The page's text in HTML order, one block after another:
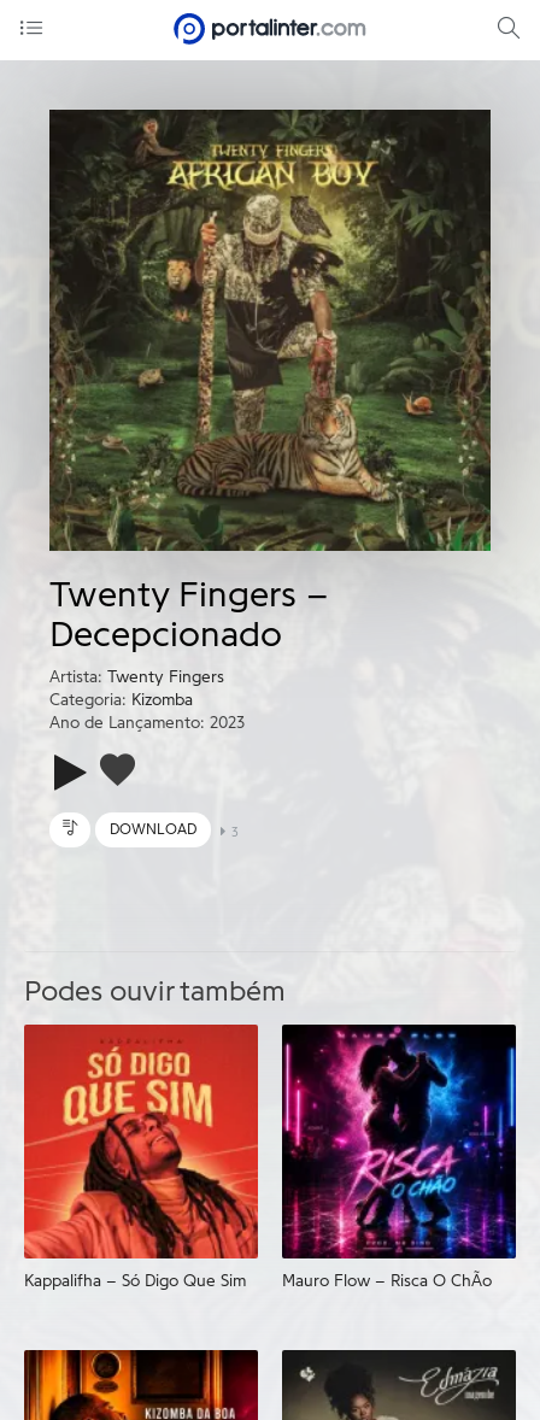
Twenty Fingers –
Decepcionado
Artista:
Twenty Fingers
Categoria: Kizomba
Ano de Lançamento: 2023
DOWNLOAD 3
Podes ouvir também
Kappalifha – Só Digo Que Sim Mauro Flow – Risca O ChÃo